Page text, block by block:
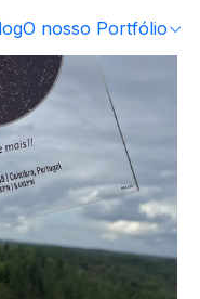
O nosso Portfólio